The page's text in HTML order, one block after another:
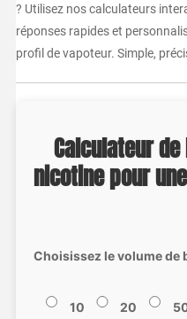
? Utilisez nos calculateurs
réponses rapides et
profil de vapoteur. Simple,
Calculateur
nicotine pour
Choisissez le volume de
10
20